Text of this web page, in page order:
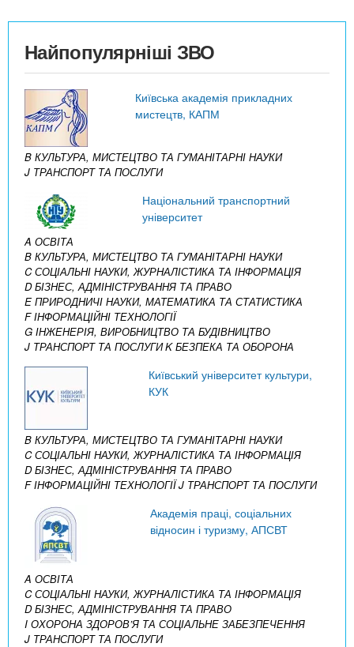
Найпопулярніші ЗВО
Київська академія прикладних
мистецтв, КАПМ
B КУЛЬТУРА, МИСТЕЦТВО ТА ГУМАНІТАРНІ НАУКИ
J ТРАНСПОРТ ТА ПОСЛУГИ
Національний транспортний
університет
A ОСВІТА
B КУЛЬТУРА, МИСТЕЦТВО ТА ГУМАНІТАРНІ НАУКИ
C СОЦІАЛЬНІ НАУКИ, ЖУРНАЛІСТИКА ТА ІНФОРМАЦІЯ
D БІЗНЕС, АДМІНІСТРУВАННЯ ТА ПРАВО
E ПРИРОДНИЧІ НАУКИ, МАТЕМАТИКА ТА СТАТИСТИКА
F ІНФОРМАЦІЙНІ ТЕХНОЛОГІЇ
G ІНЖЕНЕРІЯ, ВИРОБНИЦТВО ТА БУДІВНИЦТВО
J ТРАНСПОРТ ТА ПОСЛУГИK БЕЗПЕКА ТА ОБОРОНА
Київський університет культури,
КУК
B КУЛЬТУРА, МИСТЕЦТВО ТА ГУМАНІТАРНІ НАУКИ
C СОЦІАЛЬНІ НАУКИ, ЖУРНАЛІСТИКА ТА ІНФОРМАЦІЯ
D БІЗНЕС, АДМІНІСТРУВАННЯ ТА ПРАВО
F ІНФОРМАЦІЙНІ ТЕХНОЛОГІЇJ ТРАНСПОРТ ТА ПОСЛУГИ
Академія праці, соціальних
відносин і туризму, АПСВТ
A ОСВІТА
C СОЦІАЛЬНІ НАУКИ, ЖУРНАЛІСТИКА ТА ІНФОРМАЦІЯ
D БІЗНЕС, АДМІНІСТРУВАННЯ ТА ПРАВО
I ОХОРОНА ЗДОРОВ’Я ТА СОЦІАЛЬНЕ ЗАБЕЗПЕЧЕННЯ
J ТРАНСПОРТ ТА ПОСЛУГИ